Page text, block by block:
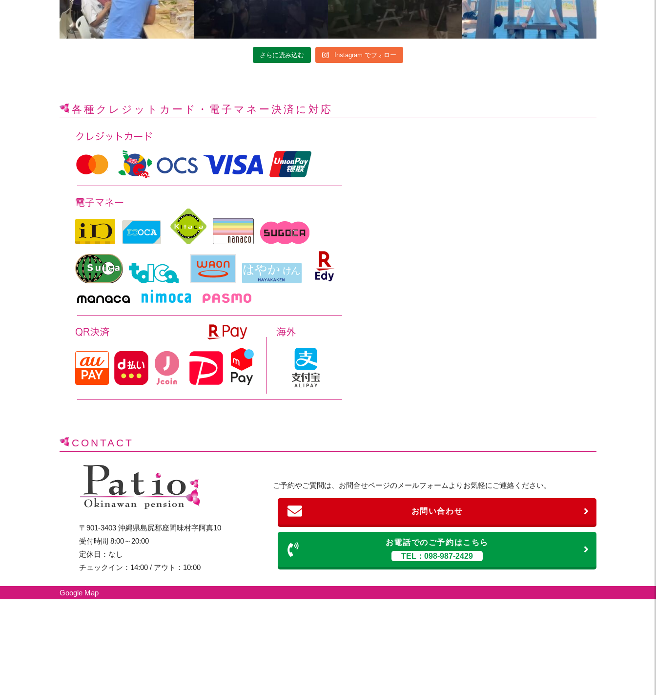
さらに読み込む Instagram でフォロー
各種クレジットカード ・電子マネー決済に対応
CONTACT
〒901-3403 沖縄県島尻郡座間味村字阿真10
受付時間 8:00～20:00
定休日：なし
チェックイン：14:00 / アウト：10:00
ご予約やご質問は、お問合せページのメールフォームよりお気軽にご連絡ください。
お問い合わせ
お電話でのご予約はこちら
TEL：098-987-2429
Google Map